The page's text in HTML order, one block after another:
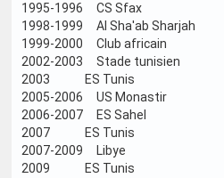
1995-1996 CS Sfax
1998-1999 Al Sha'ab Sharjah
1999-2000 Club africain
2002-2003 Stade tunisien
2003 ES Tunis
2005-2006 US Monastir
2006-2007 ES Sahel
2007 ES Tunis
2007-2009 Libye
2009 ES Tunis